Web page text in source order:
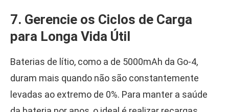
7. Gerencie os Ciclos de Carga
para Longa Vida Útil
Baterias de lítio, como a de 5000mAh da Go-4,
duram mais quando não são constantemente
levadas ao extremo de 0%. Para manter a saúde